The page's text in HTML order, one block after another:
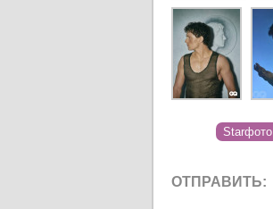
Starфото
ОТПРАВИТЬ: